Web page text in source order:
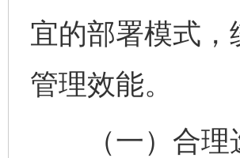
宜的部署模式
管理效能。
（一）合理